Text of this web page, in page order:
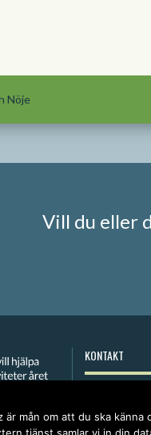
Nöje
Vill du eller
KONTAKT
är mån om att du ska